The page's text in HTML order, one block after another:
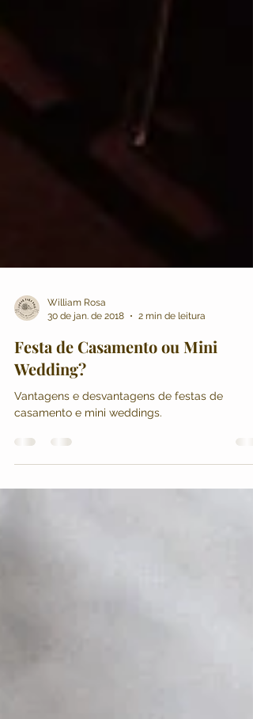
30 de jan. de 2018
2 min de leitura
Festa de Casamento ou Mini
Wedding?
casamento e mini weddings.